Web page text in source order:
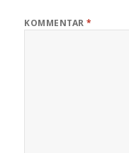
KOMMENTAR*